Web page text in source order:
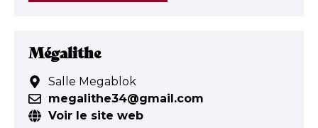
Mégalithe
Salle Megablok
megalithe34@gmail.com
Voir le site web